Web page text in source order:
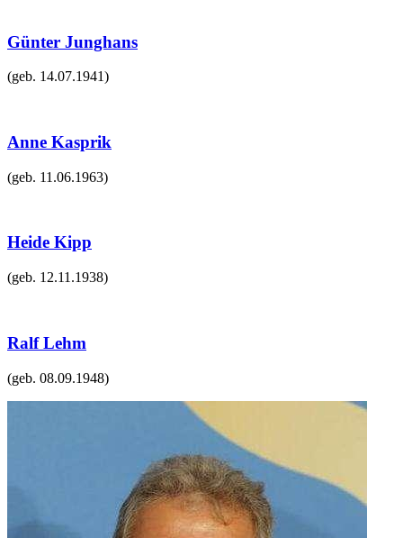
Günter Junghans
(geb. 14.07.1941)
Anne Kasprik
(geb. 11.06.1963)
Heide Kipp
(geb. 12.11.1938)
Ralf Lehm
(geb. 08.09.1948)